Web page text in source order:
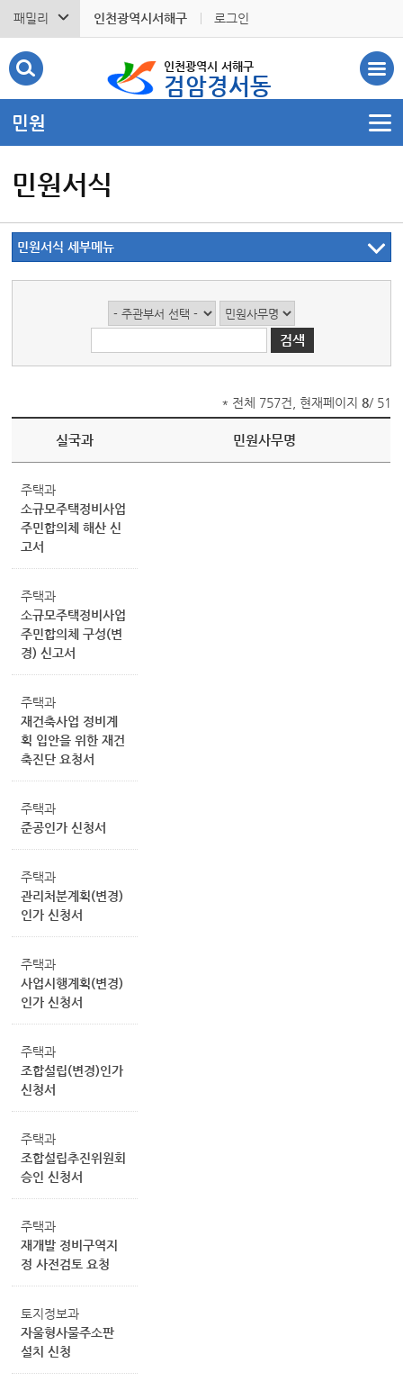
패밀리 인천광역시서해구 로그인
인천광역시 서해구
검암경서동
민원
민원서식
민원서식 세부메뉴
* 전체 757건, 현재페이지 8/ 51
실국과 민원사무명
주택과
소규모주택정비사업
주민합의체 해산 신
고서
주택과
소규모주택정비사업
주민합의체 구성(변
경) 신고서
주택과
재건축사업 정비계
획 입안을 위한 재건
축진단 요청서
주택과
준공인가 신청서
주택과
관리처분계획(변경)
인가 신청서
주택과
사업시행계획(변경)
인가 신청서
주택과
조합설립(변경)인가
신청서
주택과
조합설립추진위원회
승인 신청서
주택과
재개발 정비구역지
정 사전검토 요청
토지정보과
자울형사물주소판
설치 신청